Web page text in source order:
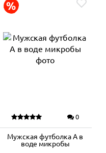
0
Мужская футболка А в
воде микробы